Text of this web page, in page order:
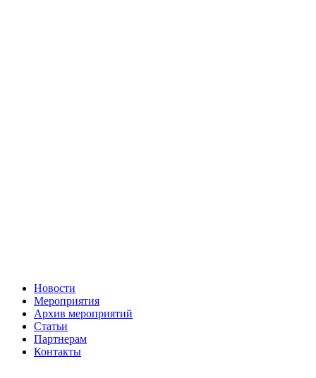
Новости
Мероприятия
Архив мероприятий
Статьи
Партнерам
Контакты